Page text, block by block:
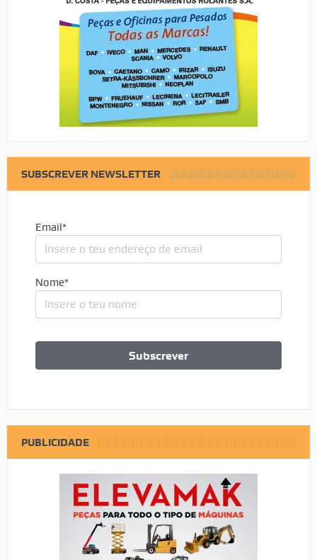
SUBSCREVER NEWSLETTER
Email*
Nome*
PUBLICIDADE